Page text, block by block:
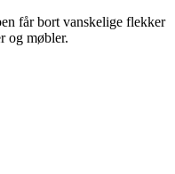
får bort vanskelige flekker
og møbler.